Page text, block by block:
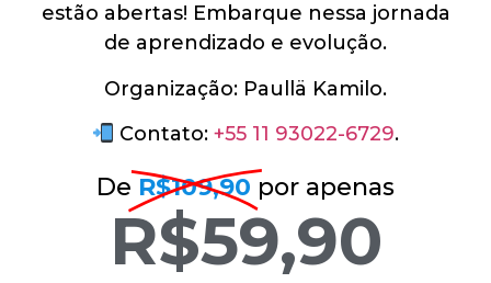
estão abertas! Embarque nessa jornada
de aprendizado e evolução.
Organização: Paullä Kamilo.
Contato:+55 11 93022-6729.
De R$109,90 por apenas
R$59,90